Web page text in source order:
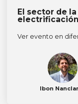
El sector de
electrificación
Ver evento en
Ibon